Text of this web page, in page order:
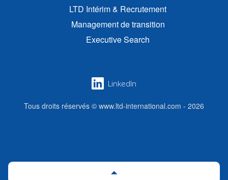
LTD Intérim & Recrutement
Management de transition
Executive Search
LinkedIn
Tous droits réservés © www.ltd-international.com - 2026